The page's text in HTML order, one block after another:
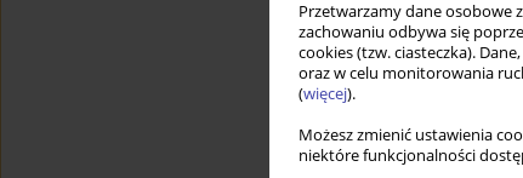
Przetwarzamy dane osobowe
zachowaniu odbywa się
cookies (tzw. ciasteczka).
oraz w celu monitorowania
(więcej).
Możesz zmienić ustawienia
niektóre funkcjonalności